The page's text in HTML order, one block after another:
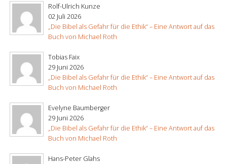
Rolf-Ulrich Kunze
02 Juli 2026
„Die Bibel als Gefahr für die Ethik“ – Eine Antwort auf das
Buch von Michael Roth
Tobias Faix
29 Juni 2026
„Die Bibel als Gefahr für die Ethik“ – Eine Antwort auf das
Buch von Michael Roth
Evelyne Baumberger
29 Juni 2026
„Die Bibel als Gefahr für die Ethik“ – Eine Antwort auf das
Buch von Michael Roth
Hans-Peter Glahs